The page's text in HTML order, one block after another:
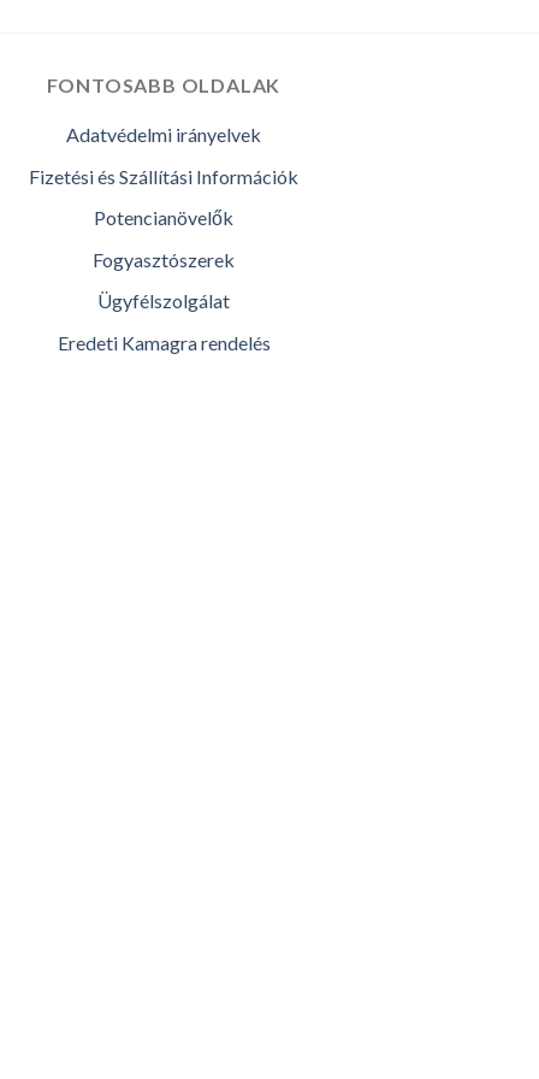
FONTOSABB OLDALAK
Adatvédelmi irányelvek
Fizetési és Szállítási Információk
Potencianövelők
Fogyasztószerek
Ügyfélszolgálat
Eredeti Kamagra rendelés